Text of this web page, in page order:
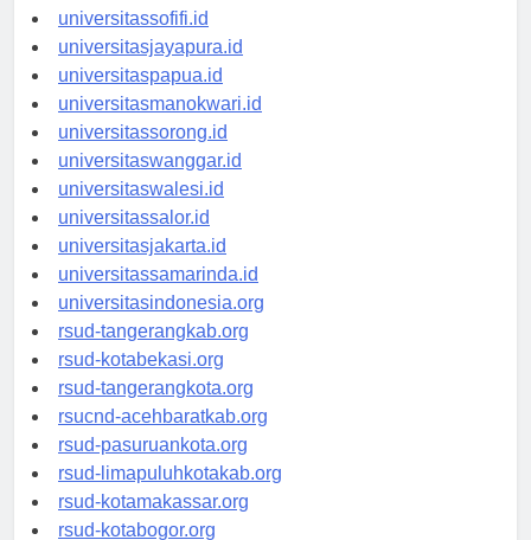
universitasmaluku.id
universitassofifi.id
universitasjayapura.id
universitaspapua.id
universitasmanokwari.id
universitassorong.id
universitaswanggar.id
universitaswalesi.id
universitassalor.id
universitasjakarta.id
universitassamarinda.id
universitasindonesia.org
rsud-tangerangkab.org
rsud-kotabekasi.org
rsud-tangerangkota.org
rsucnd-acehbaratkab.org
rsud-pasuruankota.org
rsud-limapuluhkotakab.org
rsud-kotamakassar.org